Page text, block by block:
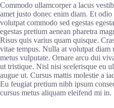
Commodo ullamcorper a lacus
amet justo donec enim diam. Et odio
volutpat commodo sed egestas
egestas pretium aenean pharetra
Risus quis varius quam quisque.
vitae tempus. Nulla at volutpat diam
metus vulputate. Ornare arcu dui
ut tristique. Nisl nisi scelerisque eu
augue ut. Cursus mattis molestie a
Eu feugiat pretium nibh ipsum
cursus metus aliquam eleifend mi in.